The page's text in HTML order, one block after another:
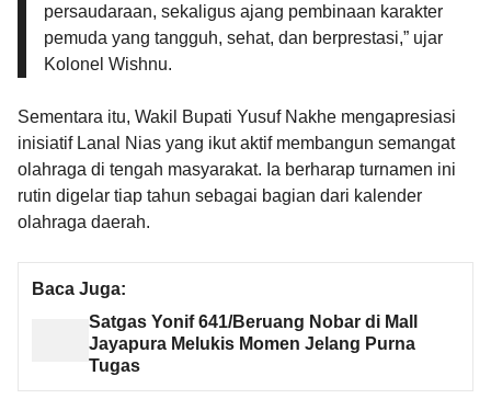
persaudaraan, sekaligus ajang pembinaan karakter
pemuda yang tangguh, sehat, dan berprestasi,” ujar
Kolonel Wishnu.
Sementara itu, Wakil Bupati Yusuf Nakhe mengapresiasi
inisiatif Lanal Nias yang ikut aktif membangun semangat
olahraga di tengah masyarakat. Ia berharap turnamen ini
rutin digelar tiap tahun sebagai bagian dari kalender
olahraga daerah.
Baca Juga:
Satgas Yonif 641/Beruang Nobar di Mall
Jayapura Melukis Momen Jelang Purna
Tugas